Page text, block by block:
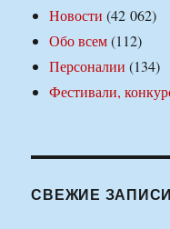
Новости (42 062)
Обо всем(112)
Персоналии (134)
Фестивали,
СВЕЖИЕ ЗАПИСИ